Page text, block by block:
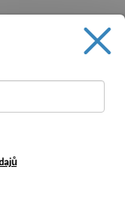
pohodlné
zlepšovat